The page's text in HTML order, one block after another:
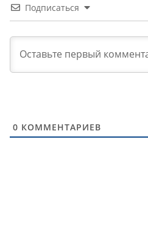
Подписаться
0 КОММЕНТАРИЕВ